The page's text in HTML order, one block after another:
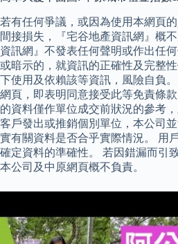
若有任何爭議，或因為使用本網頁
間接損失，『宅谷地產資訊網』概
資訊網』不發表任何聲明或作出任
或暗示的，就資訊的正確性及完整
下使用及依賴該等資訊，風險自負
網頁，即表明同意接受此等免責條
的資料僅作單位成交前狀況的參考
客戶發出或推銷個別單位，本公司
實有關資料是否合乎實際情況。 用
確定資料的準確性。 若因錯漏而引
本公司及中原網頁概不負責。